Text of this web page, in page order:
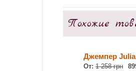
Похожие
Джемпер
От: 1 258 грн